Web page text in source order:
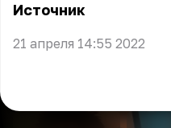
Источник
21 апреля 14:55 2022